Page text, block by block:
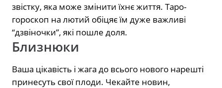
звістку, яка може змінити їхнє життя. Таро-
гороскоп на лютий обіцяє їм дуже важливі
“дзвіночки”, які пошле доля.
Близнюки
Ваша цікавість і жага до всього нового нарешті
принесуть свої плоди. Чекайте новин,